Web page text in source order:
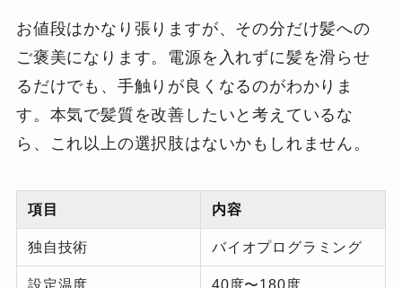
お値段はかなり張りますが、その分だけ髪への
ご褒美になります。電源を入れずに髪を滑らせ
るだけでも、手触りが良くなるのがわかりま
す。本気で髪質を改善したいと考えているな
ら、これ以上の選択肢はないかもしれません。
項目 内容
独自技術 バイオプログラミング
設定温度 40度〜180度